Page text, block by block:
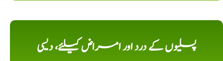
پسلیوں کے درد اور امراض کیلئے، دیسی